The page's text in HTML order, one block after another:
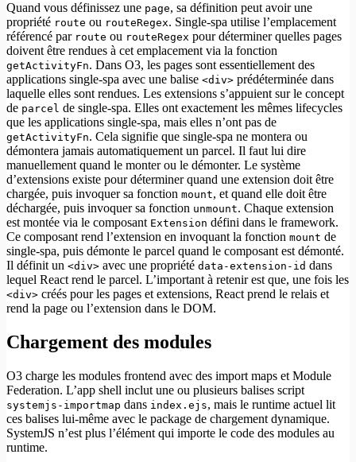
Quand vous définissez une page, sa définition peut avoir une
propriété route ou routeRegex. Single-spa utilise l’emplacement
référencé par route ou routeRegex pour déterminer quelles pages
doivent être rendues à cet emplacement via la fonction
getActivityFn. Dans O3, les pages sont essentiellement des
applications single-spa avec une balise <div> prédéterminée dans
laquelle elles sont rendues. Les extensions s’appuient sur le concept
de parcel de single-spa. Elles ont exactement les mêmes lifecycles
que les applications single-spa, mais elles n’ont pas de
getActivityFn. Cela signifie que single-spa ne montera ou
démontera jamais automatiquement un parcel. Il faut lui dire
manuellement quand le monter ou le démonter. Le système
d’extensions existe pour déterminer quand une extension doit être
chargée, puis invoquer sa fonction mount, et quand elle doit être
déchargée, puis invoquer sa fonction unmount. Chaque extension
est montée via le composant Extension défini dans le framework.
Ce composant rend l’extension en invoquant la fonction mount de
single-spa, puis démonte le parcel quand le composant est démonté.
Il définit un <div> avec une propriété data-extension-id dans
lequel React rend le parcel. L’important à retenir est que, une fois les
<div> créés pour les pages et extensions, React prend le relais et
rend la page ou l’extension dans le DOM.
Chargement des modules
O3 charge les modules frontend avec des import maps et Module
Federation. L’app shell inclut une ou plusieurs balises script
systemjs-importmap dans index.ejs, mais le runtime actuel lit
ces balises lui-même avec le package de chargement dynamique.
SystemJS n’est plus l’élément qui importe le code des modules au
runtime.